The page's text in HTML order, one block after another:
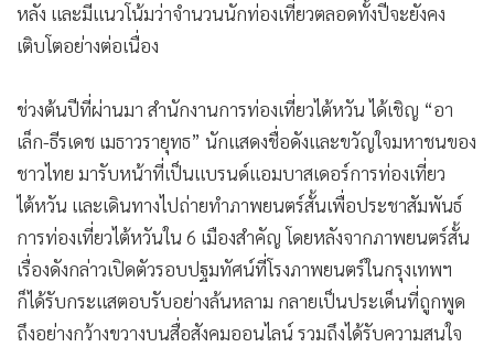
หลัง และมีแนวโน้มว่าจำนวนนักท่องเที่ยวตลอดทั้งปีจะยังคง
เติบโตอย่างต่อเนื่อง
ช่วงต้นปีที่ผ่านมา สำนักงานการท่องเที่ยวไต้หวัน ได้เชิญ “อา
เล็ก-ธีรเดช เมธาวรายุทธ” นักแสดงชื่อดังและขวัญใจมหาชนของ
ชาวไทย มารับหน้าที่เป็นแบรนด์แอมบาสเดอร์การท่องเที่ยว
ไต้หวัน และเดินทางไปถ่ายทำภาพยนตร์สั้นเพื่อประชาสัมพันธ์
การท่องเที่ยวไต้หวันใน 6 เมืองสำคัญ โดยหลังจากภาพยนตร์สั้น
เรื่องดังกล่าวเปิดตัวรอบปฐมทัศน์ที่โรงภาพยนตร์ในกรุงเทพฯ
ก็ได้รับกระแสตอบรับอย่างล้นหลาม กลายเป็นประเด็นที่ถูกพูด
ถึงอย่างกว้างขวางบนสื่อสังคมออนไลน์ รวมถึงได้รับความสนใจ